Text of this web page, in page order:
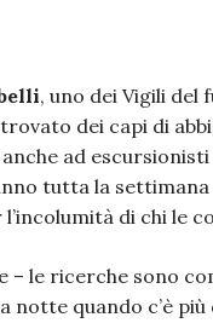
, uno dei Vigili del
dei capi di
ad
tutta la
di chi le
le ricerche sono
quando c’è più